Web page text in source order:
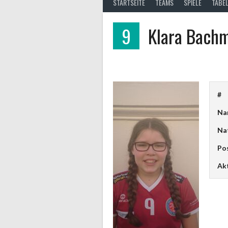
STARTSEITE TEAMS SPIELE
9 Klara
#